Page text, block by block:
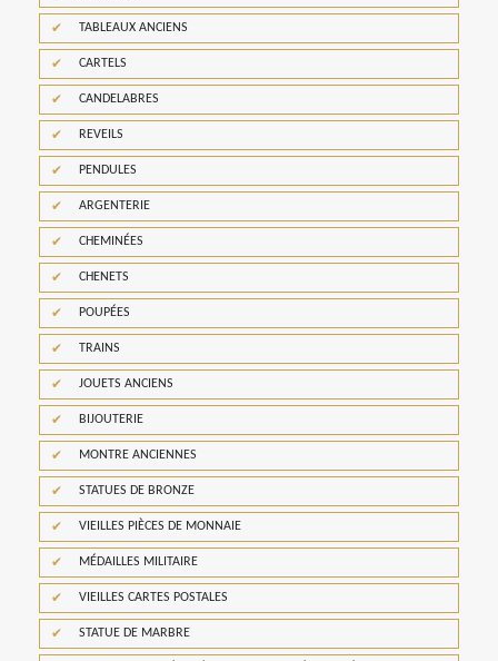
TABLEAUX ANCIENS
CARTELS
CANDELABRES
REVEILS
PENDULES
ARGENTERIE
CHEMINÉES
CHENETS
POUPÉES
TRAINS
JOUETS ANCIENS
BIJOUTERIE
MONTRE ANCIENNES
STATUES DE BRONZE
VIEILLES PIÈCES DE MONNAIE
MÉDAILLES MILITAIRE
VIEILLES CARTES POSTALES
STATUE DE MARBRE